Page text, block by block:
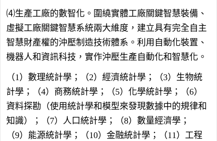
⑷生產工廠的數智化。圍繞實體工廠關鍵智慧裝備、
虛擬工廠關鍵智慧系統兩大維度，建立具有完全自主
智慧財產權的沖壓制造技術體系。利用自動化裝置、
機器人和資訊科技，實作沖壓生產自動化和智慧化。
（1）數理統計學；（2）經濟統計學；（3）生物統
計學；（4）商務統計學；（5）化學統計學；（6）
資料探勘（使用統計學和模型來發現數據中的規律和
知識）；（7）人口統計學；（8）數量經濟學；
（9）能源統計學；（10）金融統計學；（11）工程